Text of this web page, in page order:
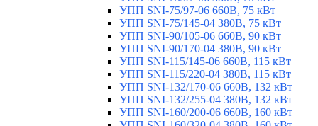
УПП SNI-75/97-06 660В, 75 кВт
УПП SNI-75/145-04 380В, 75 кВт
УПП SNI-90/105-06 660В, 90 кВт
УПП SNI-90/170-04 380В, 90 кВт
УПП SNI-115/145-06 660В, 115 кВт
УПП SNI-115/220-04 380В, 115 кВт
УПП SNI-132/170-06 660В, 132 кВт
УПП SNI-132/255-04 380В, 132 кВт
УПП SNI-160/200-06 660В, 160 кВт